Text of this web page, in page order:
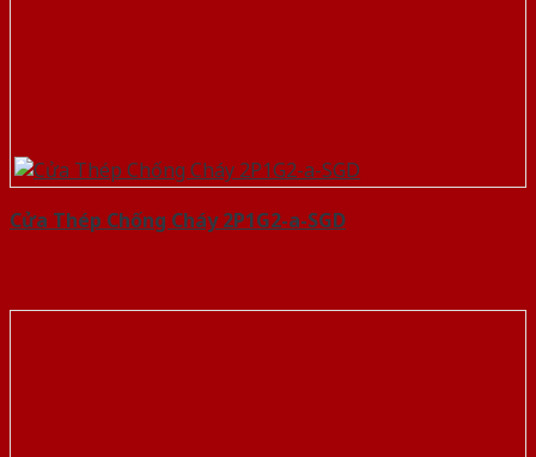
Cửa Thép Chống Cháy 2P1G2-a-SGD